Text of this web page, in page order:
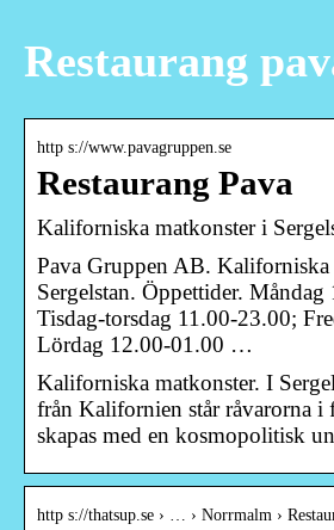
Restaurang
http s://www.pavagruppen.se
Restaurang Pava
Kaliforniska matkonster i
Pava Gruppen AB. Kaliforniska
Sergelstan. Öppettider.
Tisdag-torsdag 11.00-23.00;
Lördag 12.00-01.00 …
Kaliforniska matkonster. I
från Kalifornien står råvarorna i
skapas med en kosmopolitisk
http s://thatsup.se › … › Norrmalm ›